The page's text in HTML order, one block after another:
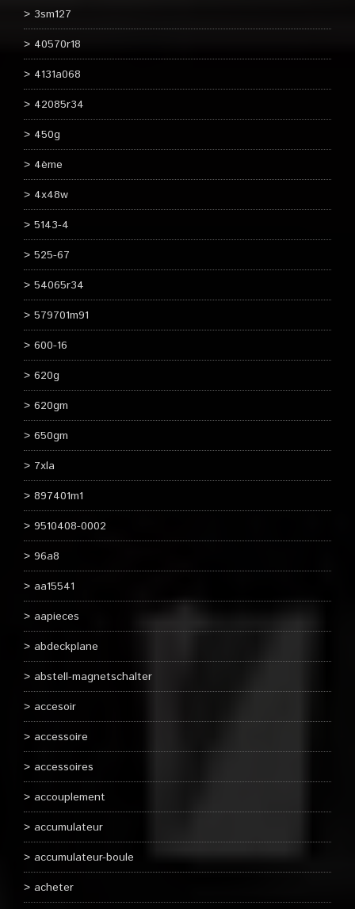
3sm127
40570r18
4131a068
42085r34
450g
4ème
4x48w
5143-4
525-67
54065r34
579701m91
600-16
620g
620gm
650gm
7xla
897401m1
9510408-0002
96a8
aa15541
aapieces
abdeckplane
abstell-magnetschalter
accesoir
accessoire
accessoires
accouplement
accumulateur
accumulateur-boule
acheter